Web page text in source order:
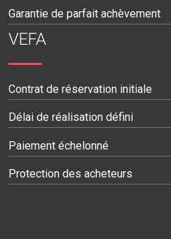
Garantie de parfait achèvement
VEFA
Contrat de réservation initiale
Délai de réalisation défini
Paiement échelonné
Protection des acheteurs